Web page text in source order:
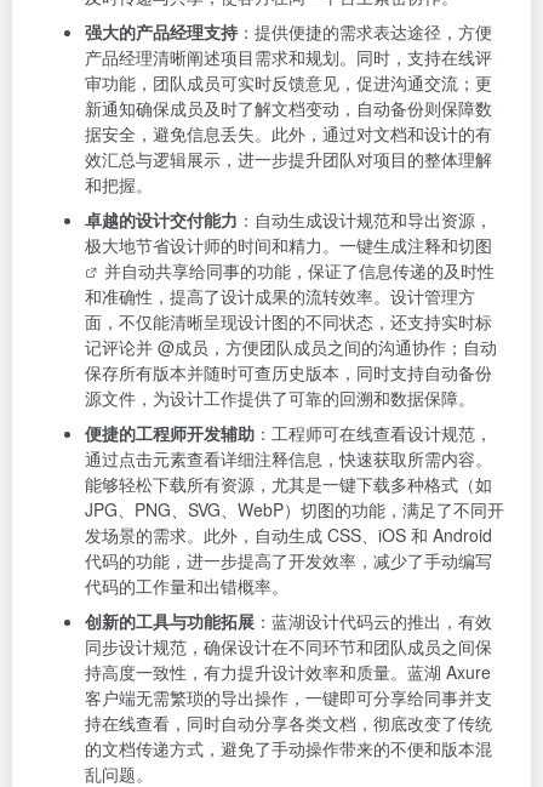
强大的产品经理支持 ：提供便捷的需求表达途径，方便
产品经理清晰阐述项目需求和规划。同时，支持在线评
审功能，团队成员可实时反馈意见，促进沟通交流；更
新通知确保成员及时了解文档变动，自动备份则保障数
据安全，避免信息丢失。此外，通过对文档和设计的有
效汇总与逻辑展示，进一步提升团队对项目的整体理解
和把握。
卓越的设计交付能力 ：自动生成设计规范和导出资源，
极大地节省设计师的时间和精力。一键生成注释和切图
并自动共享给同事的功能，保证了信息传递的及时性
和准确性，提高了设计成果的流转效率。设计管理方
面，不仅能清晰呈现设计图的不同状态，还支持实时标
记评论并 @成员，方便团队成员之间的沟通协作；自动
保存所有版本并随时可查历史版本，同时支持自动备份
源文件，为设计工作提供了可靠的回溯和数据保障。
便捷的工程师开发辅助 ：工程师可在线查看设计规范，
通过点击元素查看详细注释信息，快速获取所需内容。
能够轻松下载所有资源，尤其是一键下载多种格式（如
JPG、PNG、SVG、WebP）切图的功能，满足了不同开
发场景的需求。此外，自动生成 CSS、iOS 和 Android
代码的功能，进一步提高了开发效率，减少了手动编写
代码的工作量和出错概率。
创新的工具与功能拓展 ：蓝湖设计代码云的推出，有效
同步设计规范，确保设计在不同环节和团队成员之间保
持高度一致性，有力提升设计效率和质量。蓝湖 Axure
客户端无需繁琐的导出操作，一键即可分享给同事并支
持在线查看，同时自动分享各类文档，彻底改变了传统
的文档传递方式，避免了手动操作带来的不便和版本混
乱问题。